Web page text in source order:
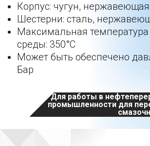
Корпус: чугун,
Шестерни: сталь,
Максимальная температура
среды: 350°С
Может быть обеспечено
Бар
Для работы в
промышленности для